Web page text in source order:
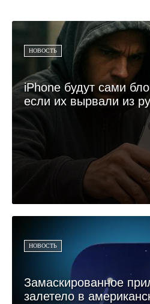
НОВОСТЬ
iPhone будут сами
если их вырвали из
НОВОСТЬ
Замаскированное
залетело в